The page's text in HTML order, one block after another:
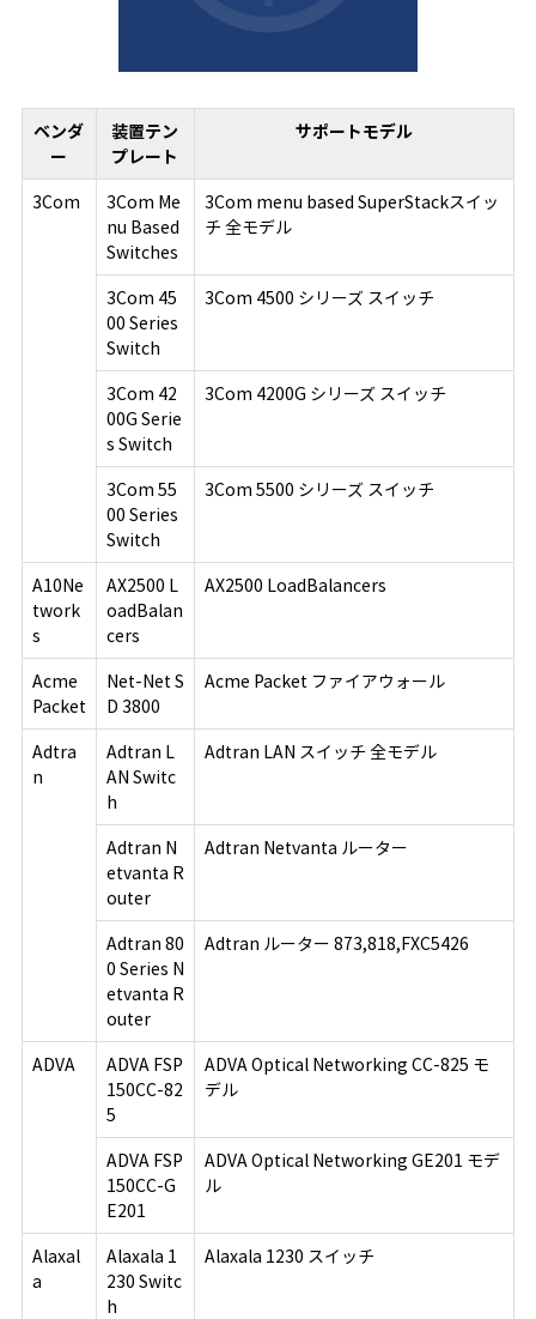
ベンダ
ー
装置テン
プレート
サポートモデル
3Com
3Com Me
nu Based
Switches
3Com menu based SuperStackスイッ
チ 全モデル
3Com 45
00 Series
Switch
3Com 4500 シリーズ スイッチ
3Com 42
00G Serie
s Switch
3Com 4200G シリーズ スイッチ
3Com 55
00 Series
Switch
3Com 5500 シリーズ スイッチ
A10Ne
twork
s
AX2500 L
oadBalan
cers
AX2500 LoadBalancers
Acme
Packet
Net-Net S
D 3800
Acme Packet ファイアウォール
Adtra
n
Adtran L
AN Switc
h
Adtran LAN スイッチ 全モデル
Adtran N
etvanta R
outer
Adtran Netvanta ルーター
Adtran 80
0 Series N
etvanta R
outer
Adtran ルーター 873,818,FXC5426
ADVA
ADVA FSP
150CC-82
5
ADVA Optical Networking CC-825 モ
デル
ADVA FSP
150CC-G
E201
ADVA Optical Networking GE201 モデ
ル
Alaxal
a
Alaxala 1
230 Switc
h
Alaxala 1230 スイッチ